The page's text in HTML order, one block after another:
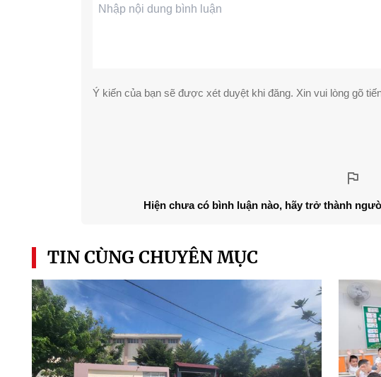
Ý kiến của bạn sẽ được xét duyệt khi đăng. Xin vui lòng gõ
Hiện chưa có bình luận nào, hãy trở thành
TIN CÙNG CHUYÊN MỤC